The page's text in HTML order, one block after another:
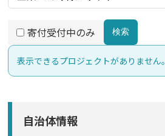
寄付受付中のみ 検索
表示できるプロジェクトがありません。
自治体情報